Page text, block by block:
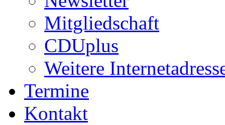
Mitgliedschaft
CDUplus
Weitere
Termine
Kontakt